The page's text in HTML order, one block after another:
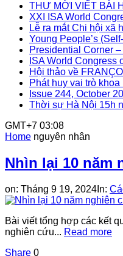
THƯ MỜI VIẾT BÀI
XXI ISA World
Lễ ra mắt Chi hội xã
Young People’s
Presidential Corner
ISA World
Hội thảo về
Phát huy vai trò
Issue 244, October
Thời sự Hà Nội 15h
GMT+7 03:08
Home nguyên nhân
Nhìn lại 10 năm
on: Tháng 9 19, 2024 In:
Bài viết tổng hợp các kết
nghiên cứu... Read more
Share 0